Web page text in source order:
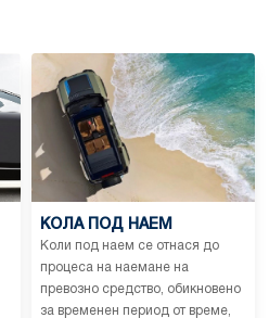
КОЛА ПОД НАЕМ
Коли под наем се отнася до
процеса на наемане на
превозно средство, обикновено
за временен период от време,